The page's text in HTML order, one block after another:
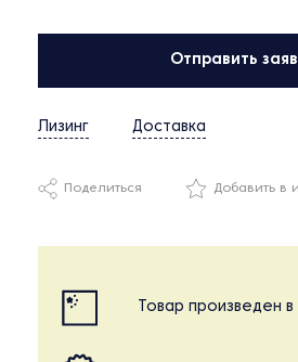
Отправить
Лизинг Доставка
Поделиться Добавить в
Товар произведен в